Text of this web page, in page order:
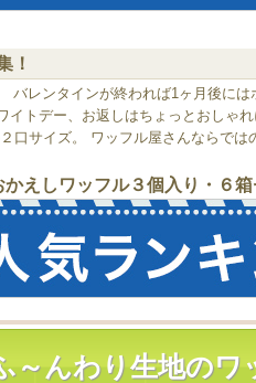
！
バレンタインが終われば1ヶ月後に
イトデー、お返しはちょっとおしゃ
口サイズ。 ワッフル屋さんならで
かえしワッフル３個入り・６
～んわり生地のワ